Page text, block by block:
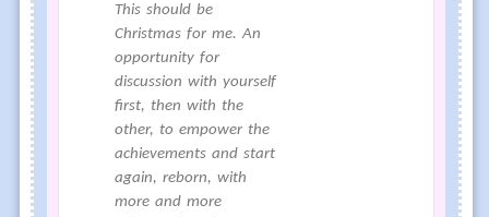
This should be
Christmas for me. An
opportunity for
discussion with yourself
first, then with the
other, to empower the
achievements and start
again, reborn, with
more and more